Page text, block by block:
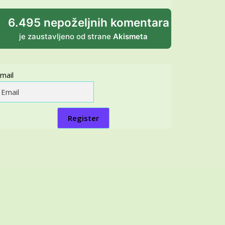
6.495 nepoželjnih komentara
je zaustavljeno od strane Akismeta
Register